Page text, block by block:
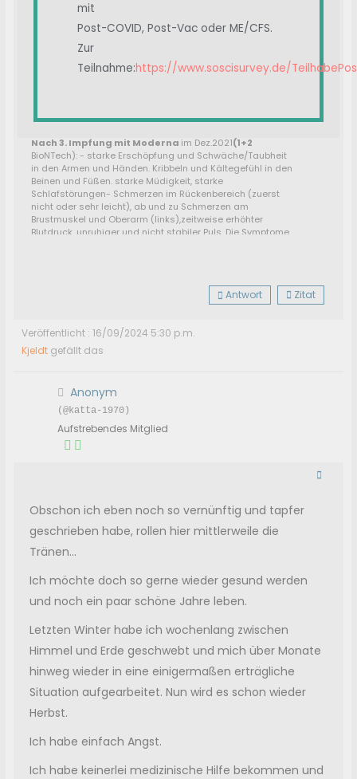
mannifrw
Nach 3. Impfung mit Moderna im Dez.2021(1+2
BioNTech):- starke Erschöpfung und Schwäche/Taubheit
in den Armen und Händen. Kribbeln und Kältegefühl in den
Beinen und Füßen. starke Müdigkeit, starke
Schlafstörungen- Schmerzen im Rückenbereich (zuerst
nicht oder sehr leicht), ab und zu Schmerzen am
Brustmuskel und Oberarm (links),zeitweise erhöhter
Blutdruck, unruhiger und nicht stabiler Puls. Die Symptome
mit Rückschlägen. Momentan: Noch öfters stärkere
Alle anderen Beschwerden sind
Derzeit keine so richtige Behandlung durch Ärzte
bzw. noch nicht den richtigen gefunden.
Antwort Zitat
Veröffentlicht : 16/09/2024 5:30 p.m.
Kjeldt gefällt das
Anonym
(@katta-1970)
Aufstrebendes Mitglied
Obschon ich eben noch so vernünftig und tapfer
geschrieben habe, rollen hier mittlerweile die
Tränen...
Ich möchte doch so gerne wieder gesund werden
und noch ein paar schöne Jahre leben.
Letzten Winter habe ich wochenlang zwischen
Himmel und Erde geschwebt und mich über Monate
hinweg wieder in eine einigermaßen erträgliche
Situation aufgearbeitet. Nun wird es schon wieder
Herbst.
Ich habe einfach Angst.
Ich habe keinerlei medizinische Hilfe bekommen und
mit
Post-COVID, Post-Vac oder ME/CFS.
Zur
Teilnahme:https://www.soscisurvey.de/